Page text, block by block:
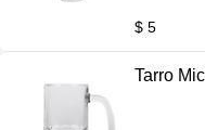
$ 5
Tarro